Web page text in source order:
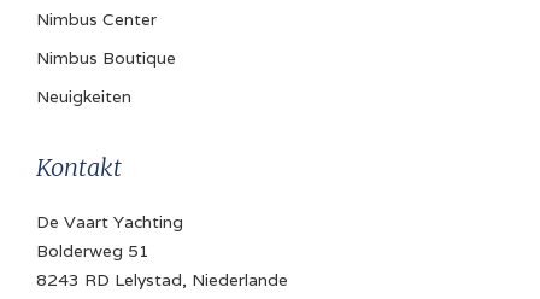
Nimbus Center
Nimbus Boutique
Neuigkeiten
Kontakt
De Vaart Yachting
Bolderweg 51
8243 RD Lelystad, Niederlande